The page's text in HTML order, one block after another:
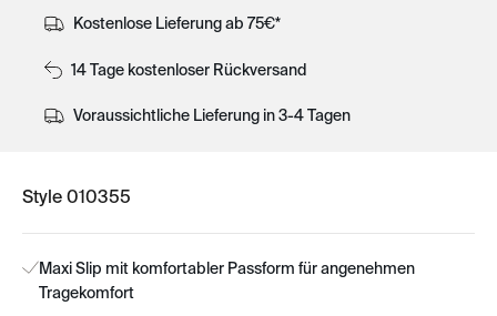
Kostenlose Lieferung ab 75€*
14 Tage kostenloser Rückversand
Voraussichtliche Lieferung in 3-4 Tagen
Style 010355
Maxi Slip mit komfortabler Passform für angenehmen
Tragekomfort